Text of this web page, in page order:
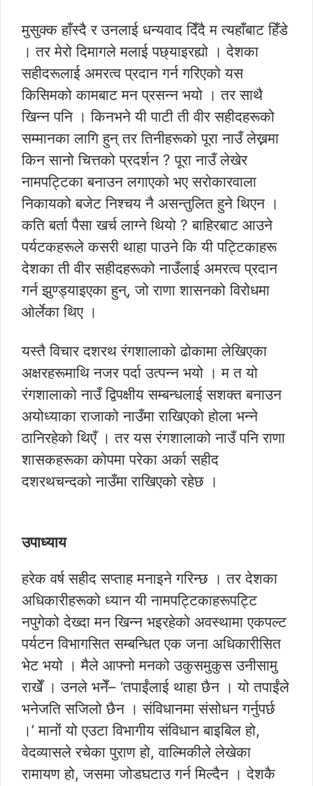
मुसुक्क हाँस्दै र उनलाई धन्यवाद दिँदै म त्यहाँबाट हिँडे
। तर मेरो दिमागले मलाई पछ्याइरह्यो । देशका
सहीदरूलाई अमरत्व प्रदान गर्न गरिएको यस
किसिमको कामबाट मन प्रसन्न भयो । तर साथै
खिन्न पनि । किनभने यी पाटी ती वीर सहीदहरूको
सम्मानका लागि हुन् तर तिनीहरूको पूरा नाउँ लेख्नमा
किन सानो चित्तको प्रदर्शन ? पूरा नाउँ लेखेर
नामपट्टिका बनाउन लगाएको भए सरोकारवाला
निकायको बजेट निश्चय नै असन्तुलित हुने थिएन ।
कति बर्ता पैसा खर्च लाग्ने थियो ? बाहिरबाट आउने
पर्यटकहरूले कसरी थाहा पाउने कि यी पट्टिकाहरू
देशका ती वीर सहीदहरूको नाउँलाई अमरत्व प्रदान
गर्न झुण्ड्याइएका हुन्, जो राणा शासनको विरोधमा
ओर्लेका थिए ।
यस्तै विचार दशरथ रंगशालाको ढोकामा लेखिएका
अक्षरहरूमाथि नजर पर्दा उत्पन्न भयो । म त यो
रंगशालाको नाउँ द्विपक्षीय सम्बन्धलाई सशक्त बनाउन
अयोध्याका राजाको नाउँमा राखिएको होला भन्ने
ठानिरहेको थिएँ । तर यस रंगशालाको नाउँ पनि राणा
शासकहरूका कोपमा परेका अर्का सहीद
दशरथचन्दको नाउँमा राखिएको रहेछ ।
उपाध्याय
हरेक वर्ष सहीद सप्ताह मनाइने गरिन्छ । तर देशका
अधिकारीहरूको ध्यान यी नामपट्टिकाहरूपट्टि
नपुगेको देख्दा मन खिन्न भइरहेको अवस्थामा एकपल्ट
पर्यटन विभागसित सम्बन्धित एक जना अधिकारीसित
भेट भयो । मैले आफ्नो मनको उकुसमुकुस उनीसामु
राखेँ । उनले भनेँ– ‘तपाईंलाई थाहा छैन । यो तपाईंले
भनेजति सजिलो छैन । संविधानमा संसोधन गर्नुपर्छ
।’ मानों यो एउटा विभागीय संविधान बाइबिल हो,
वेदव्यासले रचेका पुराण हो, वाल्मिकीले लेखेका
रामायण हो, जसमा जोडघटाउ गर्न मिल्दैन । देशकै